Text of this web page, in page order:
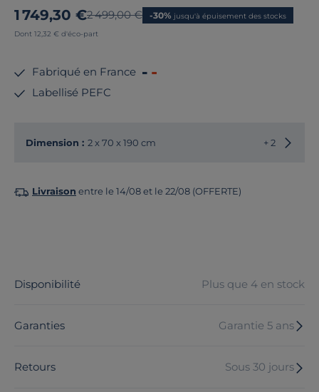
Nouveau prix
1 749,30 €Ancien prix
2 499,00 € -30% jusqu'à épuisement des stocks
Dont 12,32 € d'éco-part
Fabriqué en France
Labellisé PEFC
Dimension : 2 x 70 x 190 cm + 2
Livraison entre le 14/08 et le 22/08 (OFFERTE)
Disponibilité Plus que 4 en stock
Garanties Garantie 5 ans
Retours Sous 30 jours